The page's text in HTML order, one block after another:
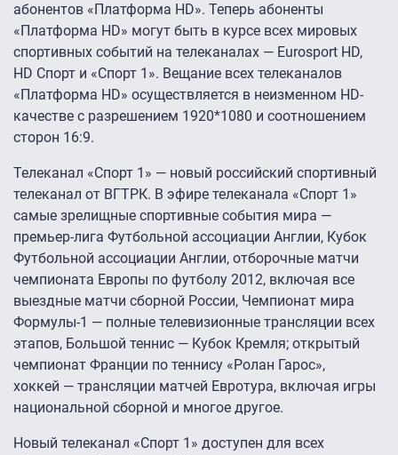
абонентов «Платформа HD». Теперь абоненты
«Платформа HD» могут быть в курсе всех мировых
спортивных событий на телеканалах — Eurosport HD,
HD Спорт и «Спорт 1». Вещание всех телеканалов
«Платформа HD» осуществляется в неизменном HD-
качестве с разрешением 1920*1080 и соотношением
сторон 16:9.
Телеканал «Спорт 1» — новый российский спортивный
телеканал от ВГТРК. В эфире телеканала «Спорт 1»
самые зрелищные спортивные события мира —
премьер-лига Футбольной ассоциации Англии, Кубок
Футбольной ассоциации Англии, отборочные матчи
чемпионата Eвропы по футболу 2012, включая все
выездные матчи сборной России, Чемпионат мира
Формулы-1 — полные телевизионные трансляции всех
этапов, Большой теннис — Кубок Кремля; открытый
чемпионат Франции по теннису «Ролан Гарос»,
хоккей — трансляции матчей Евротура, включая игры
национальной сборной и многое другое.
Новый телеканал «Спорт 1» доступен для всех